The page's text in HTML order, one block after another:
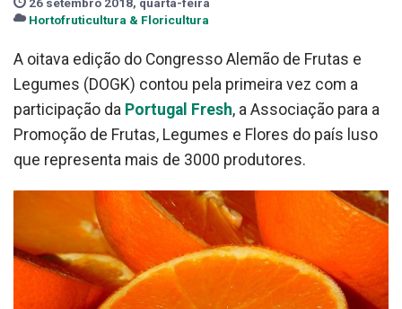
Hortofruticultura & Floricultura
A oitava edição do Congresso Alemão de Frutas e
Legumes (DOGK) contou pela primeira vez com a
participação da Portugal Fresh, a Associação para a
Promoção de Frutas, Legumes e Flores do país luso
que representa mais de 3000 produtores.